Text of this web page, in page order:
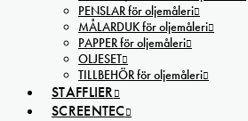
PENSLAR för oljemåleri
MÅLARDUK för oljemåleri
PAPPER för oljemåleri
OLJESET
TILLBEHÖR för oljemåleri
STAFFLIER
SCREENTEC